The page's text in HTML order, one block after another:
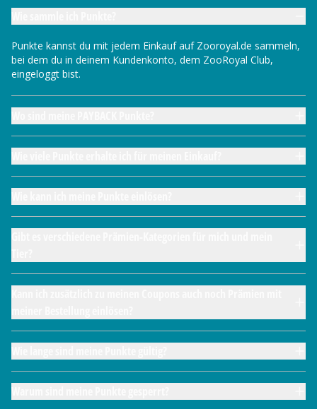
Punkte kannst du mit jedem Einkauf auf Zooroyal.de sammeln,
bei dem du in deinem Kundenkonto, dem ZooRoyal Club,
eingeloggt bist.